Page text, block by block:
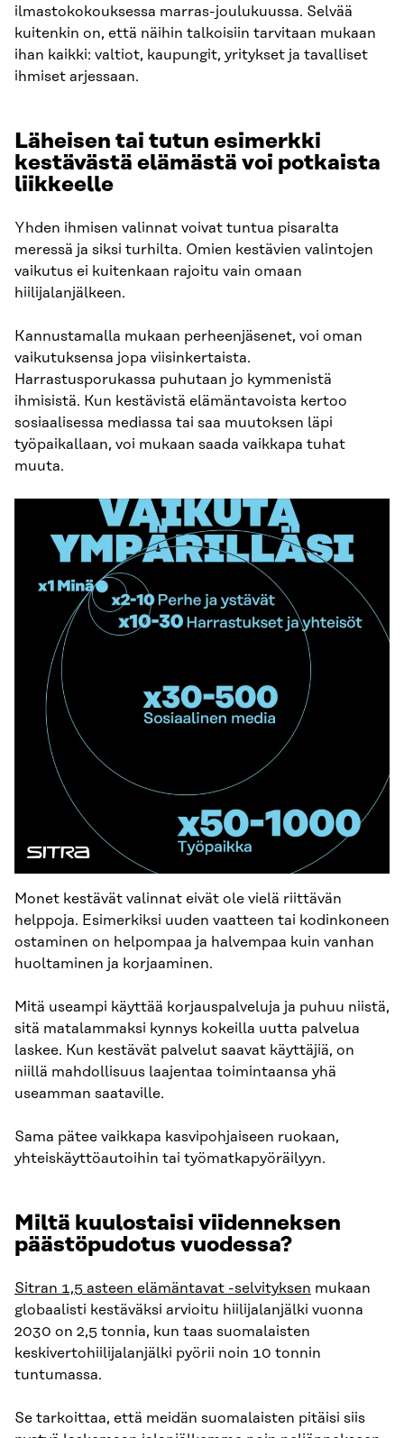
ilmastokokouksessa marras-joulukuussa. Selvää
kuitenkin on, että näihin talkoisiin tarvitaan mukaan
ihan kaikki: valtiot, kaupungit, yritykset ja tavalliset
ihmiset arjessaan.
Läheisen tai tutun esimerkki
kestävästä elämästä voi potkaista
liikkeelle
Yhden ihmisen valinnat voivat tuntua pisaralta
meressä ja siksi turhilta. Omien kestävien valintojen
vaikutus ei kuitenkaan rajoitu vain omaan
hiilijalanjälkeen.
Kannustamalla mukaan perheenjäsenet, voi oman
vaikutuksensa jopa viisinkertaista.
Harrastusporukassa puhutaan jo kymmenistä
ihmisistä. Kun kestävistä elämäntavoista kertoo
sosiaalisessa mediassa tai saa muutoksen läpi
työpaikallaan, voi mukaan saada vaikkapa tuhat
muuta.
Monet kestävät valinnat eivät ole vielä riittävän
helppoja. Esimerkiksi uuden vaatteen tai kodinkoneen
ostaminen on helpompaa ja halvempaa kuin vanhan
huoltaminen ja korjaaminen.
Mitä useampi käyttää korjauspalveluja ja puhuu niistä,
sitä matalammaksi kynnys kokeilla uutta palvelua
laskee. Kun kestävät palvelut saavat käyttäjiä, on
niillä mahdollisuus laajentaa toimintaansa yhä
useamman saataville.
Sama pätee vaikkapa kasvipohjaiseen ruokaan,
yhteiskäyttöautoihin tai työmatkapyöräilyyn.
Miltä kuulostaisi viidenneksen
päästöpudotus vuodessa?
Sitran 1,5 asteen elämäntavat -selvityksen mukaan
globaalisti kestäväksi arvioitu hiilijalanjälki vuonna
2030 on 2,5 tonnia, kun taas suomalaisten
keskivertohiilijalanjälki pyörii noin 10 tonnin
tuntumassa.
Se tarkoittaa, että meidän suomalaisten pitäisi siis